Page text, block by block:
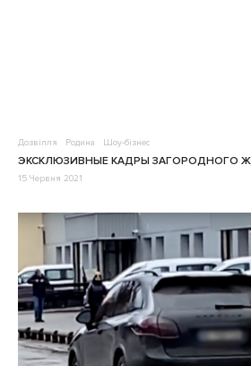
Дозвілля Родина Шоу-бізнес
ЭКСКЛЮЗИВНЫЕ КАДРЫ ЗАГОРОДНОГО
15 Червня 2021